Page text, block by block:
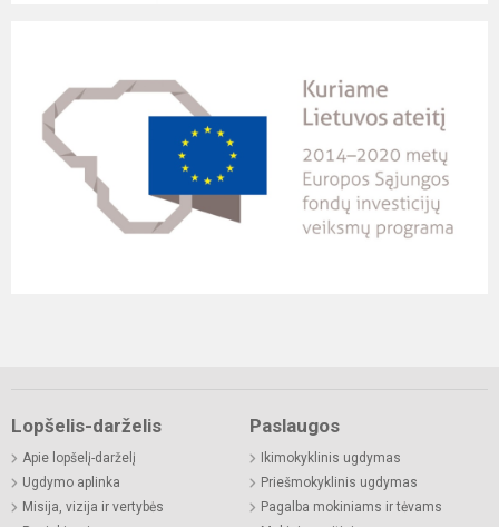
Lopšelis-darželis
Apie lopšelį-darželį
Ugdymo aplinka
Misija, vizija ir vertybės
Paslaugos
Ikimokyklinis ugdymas
Priešmokyklinis ugdymas
Pagalba mokiniams ir tėvams